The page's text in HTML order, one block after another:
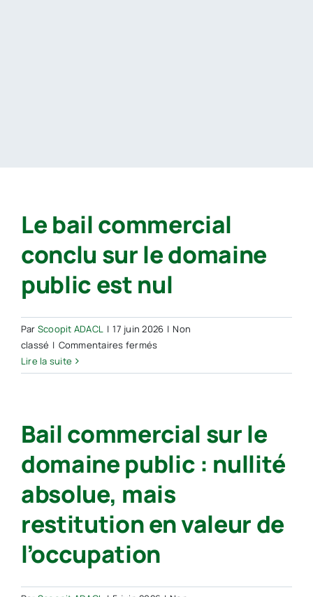
Le bail commercial
conclu sur le domaine
public est nul
Par Scoopit ADACL | 17 juin 2026 | Non
classé | Commentaires ferméssur
bail
le
domaine
public
est
nul
Lire la suite
Bail commercial sur le
domaine public : nullité
absolue, mais
restitution en valeur de
l’occupation